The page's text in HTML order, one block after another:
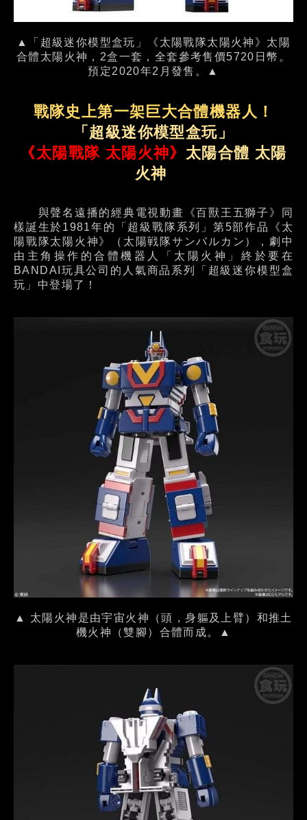
▲「超級迷你模型盒玩」《太陽戰隊太陽火神》太陽
合體太陽火神，2盒一套，全套參考售價5720日幣。
預定2020年2月發售。▲
戰隊史上第一架巨大合體機器人！
「超級迷你模型盒玩」
《太陽戰隊 太陽火神》 太陽合體 太陽
火神
與聲名遠播的經典電視動畫《百獸王五獅子》同
樣誕生於1981年的「超級戰隊系列」第5部作品《太
陽戰隊太陽火神》（太陽戦隊サンバルカン），劇中
由主角操作的合體機器人「太陽火神」終於要在
BANDAI玩具公司的人氣商品系列「超級迷你模型盒
玩」中登場了！
▲ 太陽火神是由宇宙火神（頭，身軀及上臂）和推土
機火神（雙腳）合體而成。▲